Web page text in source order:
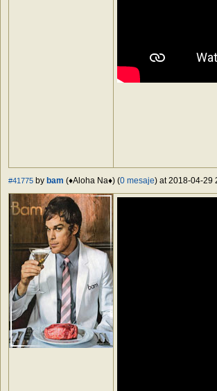
#41775 by bam (♦Aloha Na♦) (0 mesaje) at 2018-04-29